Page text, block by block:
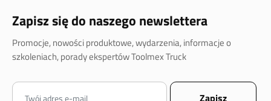
Zapisz się do naszego newslettera
Promocje, nowości produktowe, wydarzenia, informacje o
szkoleniach, porady ekspertów Toolmex Truck